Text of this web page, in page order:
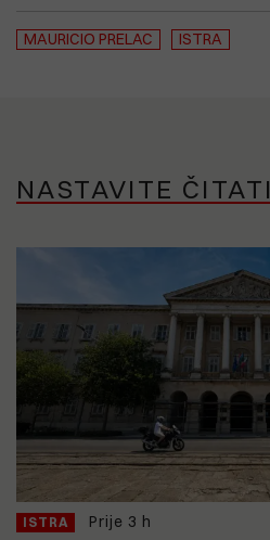
MAURICIO PRELAC ISTRA
NASTAVITE ČITATI
ISTRA Prije 3 h